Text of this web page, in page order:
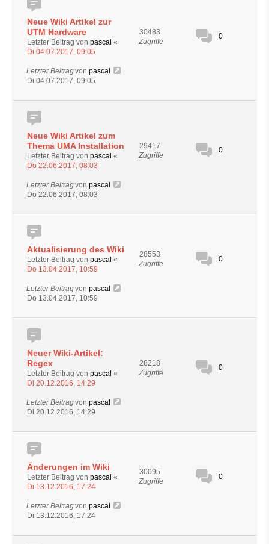
Neue Wiki Artikel zur
UTM Hardware
Letzter Beitrag von pascal «
Di 04.07.2017, 09:05
30483
Zugriffe
0
Letzter Beitragvon pascal
Di 04.07.2017, 09:05
Neue Wiki Artikel zum
Thema UMA Installation
Letzter Beitrag von pascal «
Do 22.06.2017, 08:03
29417
Zugriffe
0
Letzter Beitragvon pascal
Do 22.06.2017, 08:03
Aktualisierung des Wiki
Letzter Beitrag von pascal «
Do 13.04.2017, 10:59
28553
Zugriffe
0
Letzter Beitragvon pascal
Do 13.04.2017, 10:59
Neuer Wiki-Artikel:
Regex
Letzter Beitrag von pascal «
Di 20.12.2016, 14:29
28218
Zugriffe
0
Letzter Beitragvon pascal
Di 20.12.2016, 14:29
Änderungen im Wiki
Letzter Beitrag von pascal «
Di 13.12.2016, 17:24
30095
Zugriffe
0
Letzter Beitragvon pascal
Di 13.12.2016, 17:24